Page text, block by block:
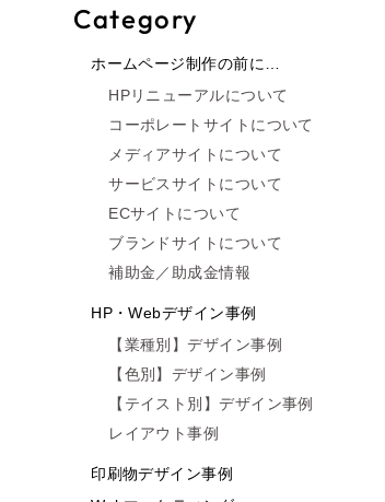
Category
ホームページ制作の前に…
HPリニューアルについて
コーポレートサイトについて
メディアサイトについて
サービスサイトについて
ECサイトについて
ブランドサイトについて
補助金／助成金情報
HP・Webデザイン事例
【業種別】デザイン事例
【色別】デザイン事例
【テイスト別】デザイン事例
レイアウト事例
印刷物デザイン事例